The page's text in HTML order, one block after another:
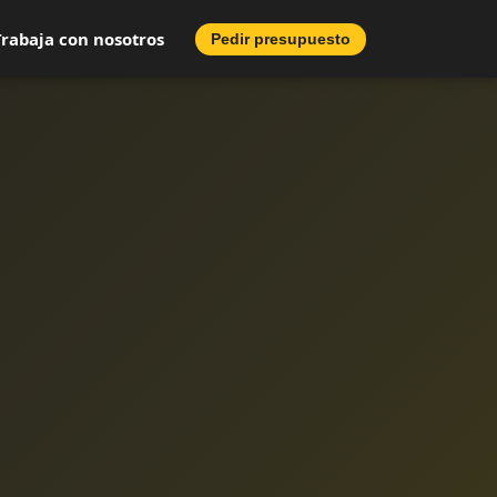
con nosotros Pedir presupuesto